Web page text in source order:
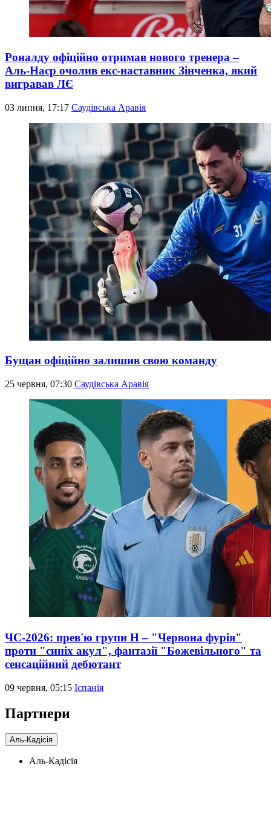
Роналду офіційно отримав нового тренера –
Аль-Наср очолив екс-наставник Зінченка, який
вигравав ЛЄ
03 липня, 17:17 Саудівська Аравія
Бущан офіційно залишив свою команду
25 червня, 07:30 Саудівська Аравія
ЧС-2026: прев'ю групи Н – "Червона фурія"
проти "синіх акул", фантазії "Божевільного" та
сенсаційний дебютант
09 червня, 05:15 Іспанія
Партнери
Аль-Кадісія
Аль-Кадісія